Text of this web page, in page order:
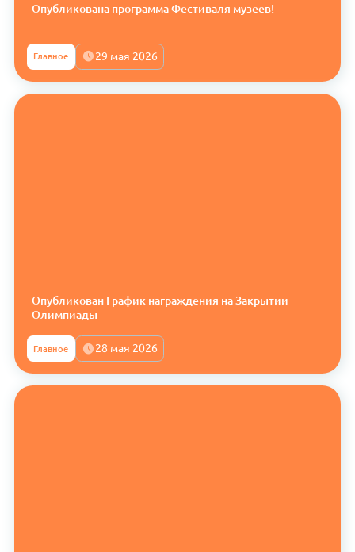
Опубликована программа Фестиваля музеев!
Главное 29 мая 2026
Опубликован График награждения на Закрытии
Олимпиады
Главное 28 мая 2026